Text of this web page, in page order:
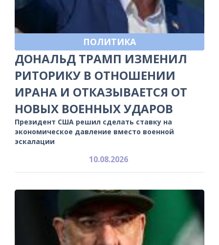
ПОЛИТИКА
ДОНАЛЬД ТРАМП ИЗМЕНИЛ
РИТОРИКУ В ОТНОШЕНИИ
ИРАНА И ОТКАЗЫВАЕТСЯ ОТ
НОВЫХ ВОЕННЫХ УДАРОВ
Президент США решил сделать ставку на
экономическое давление вместо военной
эскалации
10.08.2026